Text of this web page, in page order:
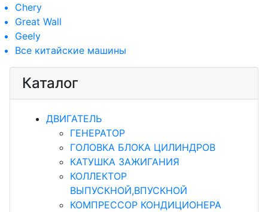
Chery
Great Wall
Geely
Все китайские машины
Каталог
ДВИГАТЕЛЬ
ГЕНЕРАТОР
ГОЛОВКА БЛОКА ЦИЛИНДРОВ
КАТУШКА ЗАЖИГАНИЯ
КОЛЛЕКТОР
ВЫПУСКНОЙ,ВПУСКНОЙ
КОМПРЕССОР КОНДИЦИОНЕРА